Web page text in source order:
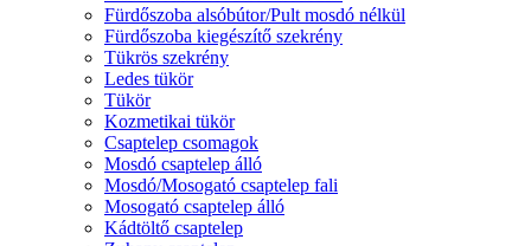
Fürdőszoba alsóbútor/Pult mosdó nélkül
Fürdőszoba kiegészítő szekrény
Tükrös szekrény
Ledes tükör
Tükör
Kozmetikai tükör
Csaptelep csomagok
Mosdó csaptelep álló
Mosdó/Mosogató csaptelep fali
Mosogató csaptelep álló
Kádtöltő csaptelep